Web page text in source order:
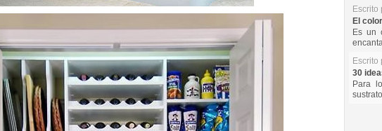
Escrito
El
Es un
Escrito
30
Para